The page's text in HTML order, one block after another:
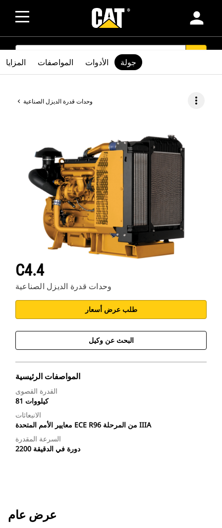
person
SEARCH
وحدات قدرة الديزل الصناعية more_vert
C4.4
وحدات قدرة الديزل الصناعية
طلب عرض أسعار
البحث عن وكيل
المواصفات الرئيسية
القدرة القصوى
81 كيلووات
الانبعاثات
معايير الأمم المتحدة ECE R96 من المرحلة IIIA
السرعة المقدرة
2200 دورة في الدقيقة
المزايا المواصفات الأدوات جولة
عرض عام